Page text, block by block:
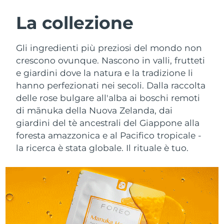
La collezione
Gli ingredienti più preziosi del mondo non
crescono ovunque. Nascono in valli, frutteti
e giardini dove la natura e la tradizione li
hanno perfezionati nei secoli. Dalla raccolta
delle rose bulgare all'alba ai boschi remoti
di mānuka della Nuova Zelanda, dai
giardini del tè ancestrali del Giappone alla
foresta amazzonica e al Pacifico tropicale -
la ricerca è stata globale. Il rituale è tuo.
Detersione viso
LUNA™ 4 pacchetto
Anti-aging massage
LUNA™ 4 Plus
Massage, LED heating
LUNA™ 4 Men
For men, anti-aging massage
Lifting viso
BEAR™ 2 pacchetto
Microcurrent toning
BEAR™ 2 go
Microcurrent toning on-the-go
BEAR™ 2 eyes & lips
Microcurrent line smoothing device
Idratazione
UFO™ 3 pacchetto
Deep facial hydration
UFO™ 3 LED
Near-infrared and red light therapy
device
Igiene orale
issa™ 4
Hybrid silicone sonic toothbrush
issa™ 4 plus
Smart hybrid silicone sonic toothbrush
TRATTAMENTI ANTI-AGE FAQ™
Anti-age Trattamenti LED
Austria
Belgio Consegna stimata8/8/26
Bermuda Consegna stimata8/14/26
Bosnia ed
Erzegovina
Consegna stimata
Brunei Consegna stimata
Bulgaria Consegna stimata8/8/26
Canada Consegna stimata 8/12/26
Cile Consegna stimata8/12/26